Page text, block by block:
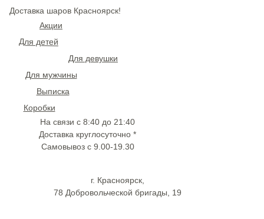
Доставка шаров Красноярск!
Акции
Для детей
Для девушки
Для мужчины
Выписка
Коробки
На связи с 8:40 до 21:40
Доставка круглосуточно *
Самовывоз с 9.00-19.30
г. Красноярск,
78 Добровольческой бригады, 19